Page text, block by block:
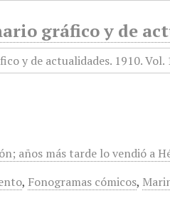
gráfico y de
años más tarde lo vendió a
, Fonogramas cómicos,